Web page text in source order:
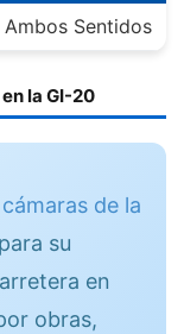
Ambos Sentidos
la GI-20
cámaras de la
su
en
obras,